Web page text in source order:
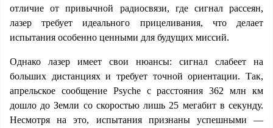
отличие от привычной радиосвязи, где сигнал рассеян,
лазер требует идеального прицеливания, что делает
испытания особенно ценными для будущих миссий.
Однако лазер имеет свои нюансы: сигнал слабеет на
больших дистанциях и требует точной ориентации. Так,
апрельское сообщение Psyche с расстояния 362 млн км
дошло до Земли со скоростью лишь 25 мегабит в секунду.
Несмотря на это, испытания признаны успешными —